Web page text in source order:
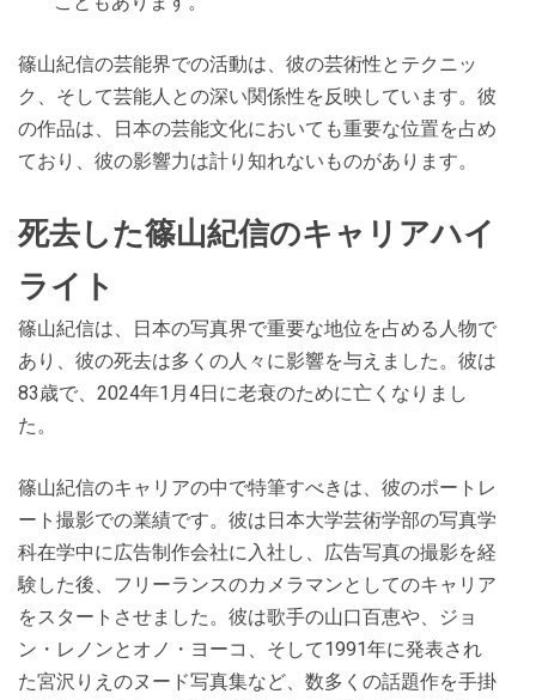
篠山紀信の芸能界での活動は、彼の芸術性とテクニッ
ク、そして芸能人との深い関係性を反映しています。彼
の作品は、日本の芸能文化においても重要な位置を占め
ており、彼の影響力は計り知れないものがあります。
死去した篠山紀信のキャリアハイ
ライト
篠山紀信は、日本の写真界で重要な地位を占める人物で
あり、彼の死去は多くの人々に影響を与えました。彼は
83歳で、2024年1月4日に老衰のために亡くなりまし
た。
篠山紀信のキャリアの中で特筆すべきは、彼のポートレ
ート撮影での業績です。彼は日本大学芸術学部の写真学
科在学中に広告制作会社に入社し、広告写真の撮影を経
験した後、フリーランスのカメラマンとしてのキャリア
をスタートさせました。彼は歌手の山口百恵や、ジョ
ン・レノンとオノ・ヨーコ、そして1991年に発表され
た宮沢りえのヌード写真集など、数多くの話題作を手掛